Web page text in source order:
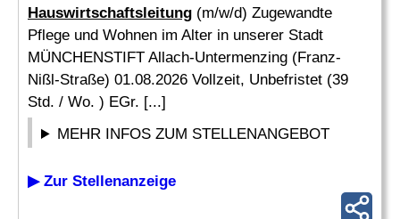
Hauswirtschaftsleitung (m/w/d) Zugewandte
Pflege und Wohnen im Alter in unserer Stadt
MÜNCHENSTIFT Allach-Untermenzing (Franz-
Nißl-Straße) 01.08.2026 Vollzeit, Unbefristet (39
Std. / Wo. ) EGr. [...]
MEHR INFOS ZUM STELLENANGEBOT
▶ Zur Stellenanzeige